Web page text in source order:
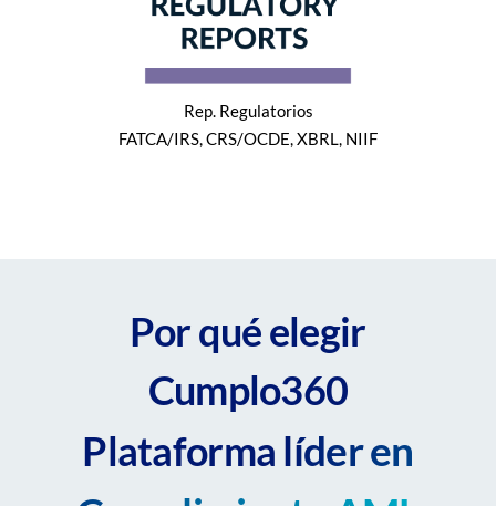
Rep. Regulatorios
FATCA/IRS, CRS/OCDE, XBRL, NIIF
Por qué elegir
Cumplo360
Plataforma líder en